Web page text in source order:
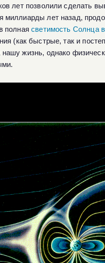
лет позволили сделать
миллиарды лет назад,
полнаясветимость Солнца
(как быстрые, так и
жизнь, однако